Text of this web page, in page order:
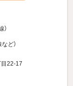
）
など）
22-17